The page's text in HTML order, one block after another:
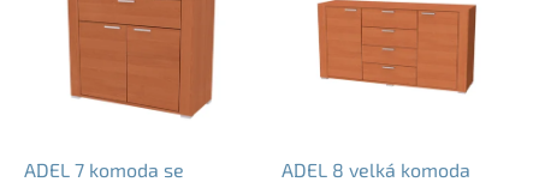
ADEL 7 komoda se
ADEL 8 velká komoda